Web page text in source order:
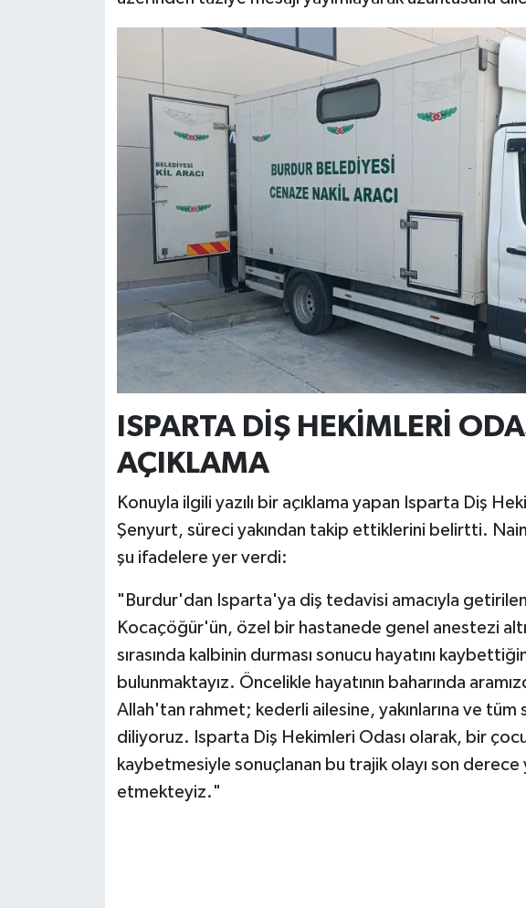
ISPARTA DİŞ HEKİMLERİ
AÇIKLAMA
Konuyla ilgili yazılı bir açıklama yapan Isparta Diş
Şenyurt, süreci yakından takip ettiklerini belirtti.
şu ifadelere yer verdi:
"Burdur'dan Isparta'ya diş tedavisi amacıyla getirilen
Kocaçöğür'ün, özel bir hastanede genel anestezi
sırasında kalbinin durması sonucu hayatını
bulunmaktayız. Öncelikle hayatının baharında
Allah'tan rahmet; kederli ailesine, yakınlarına ve tüm
diliyoruz. Isparta Diş Hekimleri Odası olarak, bir
kaybetmesiyle sonuçlanan bu trajik olayı son derece
etmekteyiz."